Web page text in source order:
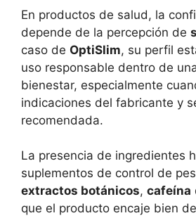
En productos de salud, la
depende de la percepción de
caso de OptiSlim, su perfil
uso responsable dentro de
bienestar, especialmente
indicaciones del fabricante y
recomendada.
La presencia de ingredientes
suplementos de control de
extractos botánicos, cafeína
que el producto encaje bien